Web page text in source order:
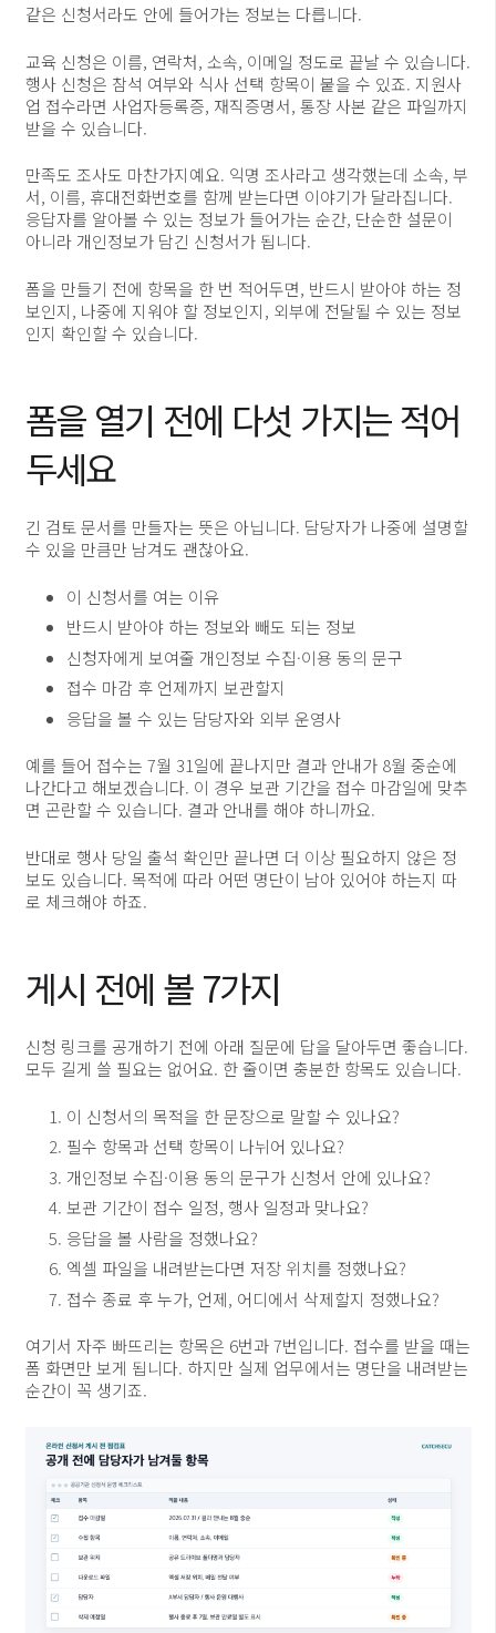
같은 신청서라도 안에 들어가는 정보는 다릅니다.
교육 신청은 이름, 연락처, 소속, 이메일 정도로 끝날 수 있습니다.
행사 신청은 참석 여부와 식사 선택 항목이 붙을 수 있죠. 지원사
업 접수라면 사업자등록증, 재직증명서, 통장 사본 같은 파일까지
받을 수 있습니다.
만족도 조사도 마찬가지예요. 익명 조사라고 생각했는데 소속, 부
서, 이름, 휴대전화번호를 함께 받는다면 이야기가 달라집니다.
응답자를 알아볼 수 있는 정보가 들어가는 순간, 단순한 설문이
아니라 개인정보가 담긴 신청서가 됩니다.
폼을 만들기 전에 항목을 한 번 적어두면, 반드시 받아야 하는 정
보인지, 나중에 지워야 할 정보인지, 외부에 전달될 수 있는 정보
인지 확인할 수 있습니다.
폼을 열기 전에 다섯 가지는 적어
두세요
긴 검토 문서를 만들자는 뜻은 아닙니다. 담당자가 나중에 설명할
수 있을 만큼만 남겨도 괜찮아요.
이 신청서를 여는 이유
반드시 받아야 하는 정보와 빼도 되는 정보
신청자에게 보여줄 개인정보 수집·이용 동의 문구
접수 마감 후 언제까지 보관할지
응답을 볼 수 있는 담당자와 외부 운영사
예를 들어 접수는 7월 31일에 끝나지만 결과 안내가 8월 중순에
나간다고 해보겠습니다. 이 경우 보관 기간을 접수 마감일에 맞추
면 곤란할 수 있습니다. 결과 안내를 해야 하니까요.
반대로 행사 당일 출석 확인만 끝나면 더 이상 필요하지 않은 정
보도 있습니다. 목적에 따라 어떤 명단이 남아 있어야 하는지 따
로 체크해야 하죠.
게시 전에 볼 7가지
신청 링크를 공개하기 전에 아래 질문에 답을 달아두면 좋습니다.
모두 길게 쓸 필요는 없어요. 한 줄이면 충분한 항목도 있습니다.
이 신청서의 목적을 한 문장으로 말할 수 있나요?
필수 항목과 선택 항목이 나뉘어 있나요?
개인정보 수집·이용 동의 문구가 신청서 안에 있나요?
보관 기간이 접수 일정, 행사 일정과 맞나요?
응답을 볼 사람을 정했나요?
엑셀 파일을 내려받는다면 저장 위치를 정했나요?
접수 종료 후 누가, 언제, 어디에서 삭제할지 정했나요?
여기서 자주 빠뜨리는 항목은 6번과 7번입니다. 접수를 받을 때는
폼 화면만 보게 됩니다. 하지만 실제 업무에서는 명단을 내려받는
순간이 꼭 생기죠.